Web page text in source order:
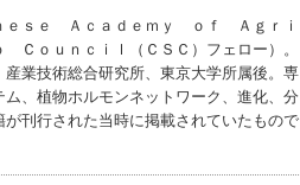
ｅｓｅ Ａｃａｄｅｍｙ ｏｆ Ａｇｒｉ
ｏｕｎｃｉｌ（ＣＳＣ）フェロー）。
業技術総合研究所、東京大学所属後。専
、植物ホルモンネットワーク、進化、分
刊行された当時に掲載されていたもので